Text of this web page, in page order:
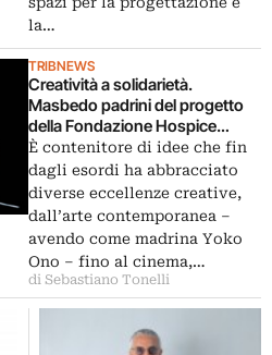
la…
TRIBNEWS
Creatività a solidarietà.
Masbedo padrini del progetto
della Fondazione Hospice
Seràgnoli: designer all’opera per
raccogliere fondi per studiare le
cure palliative
È contenitore di idee che fin
dagli esordi ha abbracciato
diverse eccellenze creative,
dall’arte contemporanea –
avendo come madrina Yoko
Ono – fino al cinema,…
di Sebastiano Tonelli